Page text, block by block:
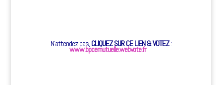
N’attendez pas,CLIQUEZ SUR CE LIEN & VOTEZ:
www.bpcemutuelle.webvote.fr